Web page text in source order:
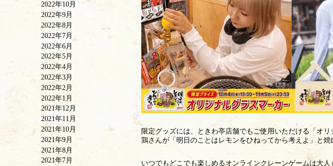
限定グッズには、ときわ亭店舗でもご使用いただける「オ
鶏さんが「明日のことはレモンをひねってから考えよ」と
いつでもどこでも楽しめるオンラインクレーンゲームは大人
2022年10月
2022年9月
2022年8月
2022年7月
2022年6月
2022年5月
2022年4月
2022年3月
2022年2月
2022年1月
2021年12月
2021年11月
2021年10月
2021年9月
2021年8月
2021年7月